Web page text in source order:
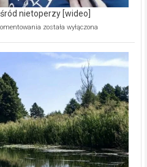
nietoperzy [wideo]
Ekologiczne
kamerą
wśród
została wyłączona